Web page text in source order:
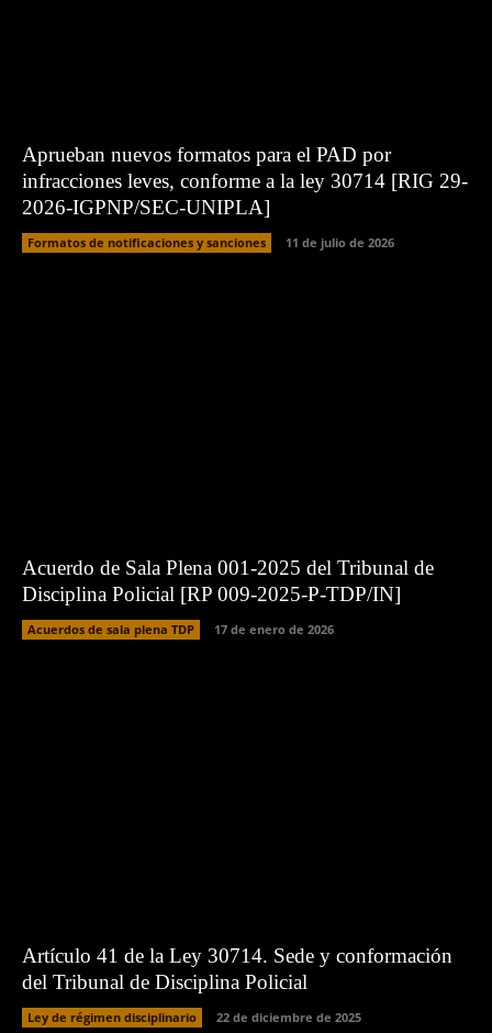
Aprueban nuevos formatos para el PAD por
infracciones leves, conforme a la ley 30714 [RIG 29-
2026-IGPNP/SEC-UNIPLA]
Formatos de notificaciones y sanciones 11 de julio de 2026
Acuerdo de Sala Plena 001-2025 del Tribunal de
Disciplina Policial [RP 009-2025-P-TDP/IN]
Acuerdos de sala plena TDP 17 de enero de 2026
Artículo 41 de la Ley 30714. Sede y conformación
del Tribunal de Disciplina Policial
Ley de régimen disciplinario 22 de diciembre de 2025